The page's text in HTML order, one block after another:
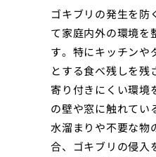
ゴキブリの発生を防
て家庭内外の環境を
す。特にキッチンや
とする食べ残しを
寄り付きにくい環境
の壁や窓に触れてい
水溜まりや不要な物
合、ゴキブリの侵入